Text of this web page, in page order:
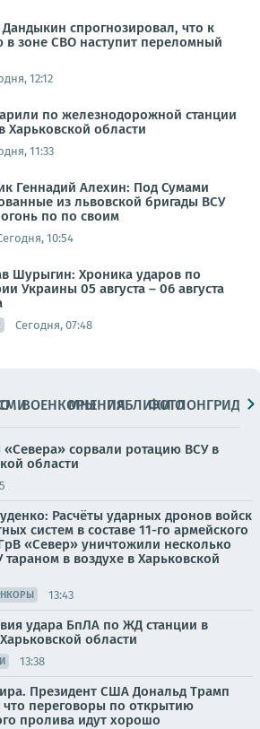
спрогнозировал, что к
в зоне СВО наступит переломный
12:12
по железнодорожной станции
Харьковской области
11:33
Геннадий Алехин: Под Сумами
из львовской бригады ВСУ
по по своим
10:54
Шурыгин: Хроника ударов по
Украины 05 августа – 06 августа
Сегодня, 07:48
ВОЕНКОРЫМНЕНИЯПАБЛИКИ
ФОТОЛОНГРИДЫ
«Севера» сорвали ротацию ВСУ в
области
Расчёты ударных дронов войск
систем в составе 11-го армейского
«Север» уничтожили несколько
в воздухе в Харьковской
13:43
удара БпЛА по ЖД станции в
области
13:38
Президент США Дональд Трамп
переговоры по открытию
пролива идут хорошо